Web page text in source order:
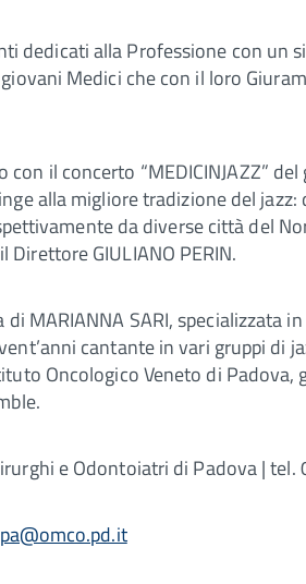
alla Professione con un
Medici che con il loro
il concerto “MEDICINJAZZ” del
alla migliore tradizione del jazz:
da diverse città del
Direttore GIULIANO PERIN.
MARIANNA SARI, specializzata
cantante in vari gruppi di
Oncologico Veneto di
e Odontoiatri di Padova | tel.